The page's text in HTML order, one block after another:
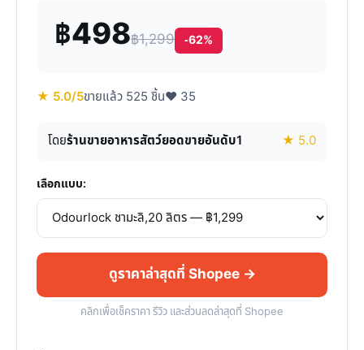
฿498฿1,299 -62%
★ 5.0/5ขายแล้ว 525 ชิ้น♥ 35
โดยร้านขายอาหารสัตว์ยอดขายอันดับ1 ★ 5.0
เลือกแบบ:
ดูราคาล่าสุดที่ Shopee →
คลิกเพื่อเช็คราคา รีวิว และส่วนลดล่าสุดที่ Shopee